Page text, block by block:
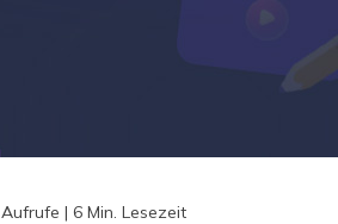
Aufrufe | 6 Min. Lesezeit